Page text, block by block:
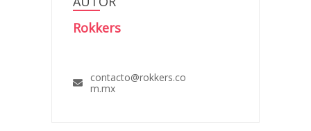
Rokkers
contacto@rokkers.co
m.mx